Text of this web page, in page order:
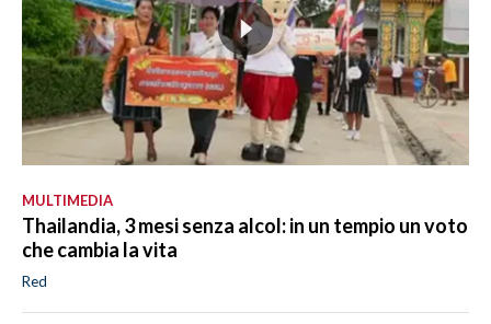
MULTIMEDIA
Thailandia, 3 mesi senza alcol: in un tempio un voto
che cambia la vita
Red